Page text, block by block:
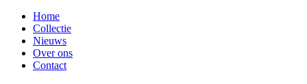
Home
Collectie
Nieuws
Over ons
Contact